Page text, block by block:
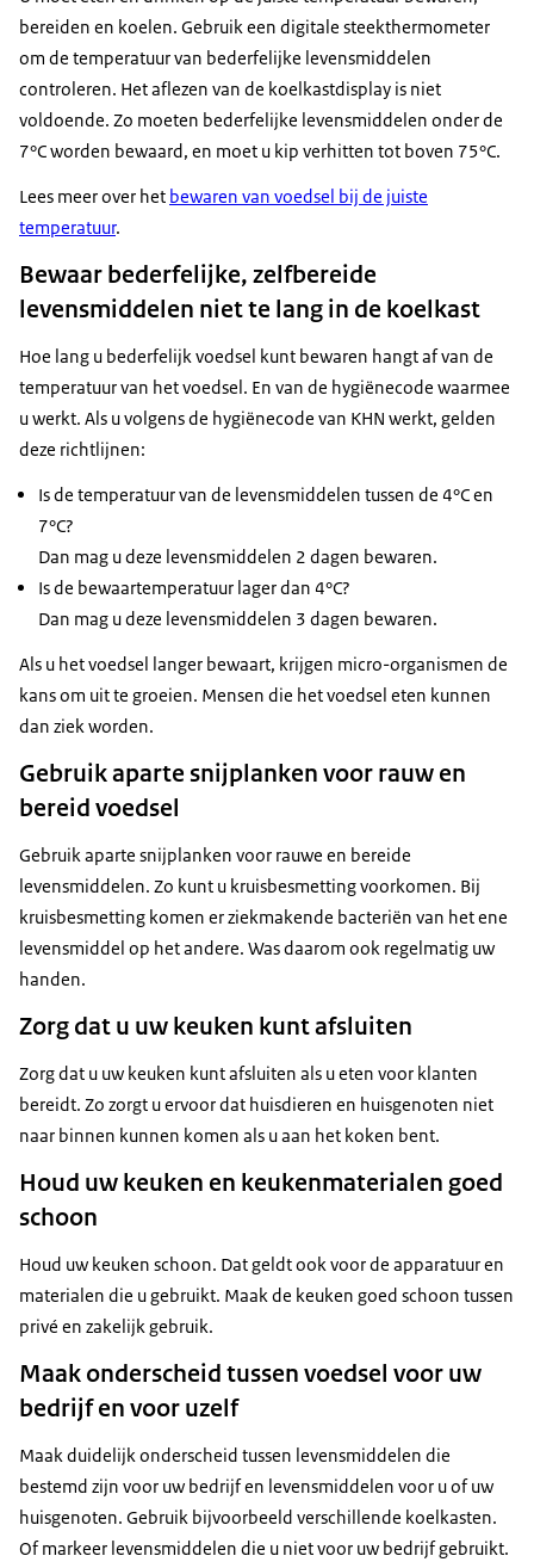
bereiden en koelen. Gebruik een digitale steekthermometer
om de temperatuur van bederfelijke levensmiddelen
controleren. Het aflezen van de koelkastdisplay is niet
voldoende. Zo moeten bederfelijke levensmiddelen onder de
7°C worden bewaard, en moet u kip verhitten tot boven 75°C.
Lees meer over het bewaren van voedsel bij de juiste
temperatuur.
Bewaar bederfelijke, zelfbereide
levensmiddelen niet te lang in de koelkast
Hoe lang u bederfelijk voedsel kunt bewaren hangt af van de
temperatuur van het voedsel. En van de hygiënecode waarmee
u werkt. Als u volgens de hygiënecode van KHN werkt, gelden
deze richtlijnen:
Is de temperatuur van de levensmiddelen tussen de 4°C en
7°C?
Dan mag u deze levensmiddelen 2 dagen bewaren.
Is de bewaartemperatuur lager dan 4°C?
Dan mag u deze levensmiddelen 3 dagen bewaren.
Als u het voedsel langer bewaart, krijgen micro-organismen de
kans om uit te groeien. Mensen die het voedsel eten kunnen
dan ziek worden.
Gebruik aparte snijplanken voor rauw en
bereid voedsel
Gebruik aparte snijplanken voor rauwe en bereide
levensmiddelen. Zo kunt u kruisbesmetting voorkomen. Bij
kruisbesmetting komen er ziekmakende bacteriën van het ene
levensmiddel op het andere. Was daarom ook regelmatig uw
handen.
Zorg dat u uw keuken kunt afsluiten
Zorg dat u uw keuken kunt afsluiten als u eten voor klanten
bereidt. Zo zorgt u ervoor dat huisdieren en huisgenoten niet
naar binnen kunnen komen als u aan het koken bent.
Houd uw keuken en keukenmaterialen goed
schoon
Houd uw keuken schoon. Dat geldt ook voor de apparatuur en
materialen die u gebruikt. Maak de keuken goed schoon tussen
privé en zakelijk gebruik.
Maak onderscheid tussen voedsel voor uw
bedrijf en voor uzelf
Maak duidelijk onderscheid tussen levensmiddelen die
bestemd zijn voor uw bedrijf en levensmiddelen voor u of uw
huisgenoten. Gebruik bijvoorbeeld verschillende koelkasten.
Of markeer levensmiddelen die u niet voor uw bedrijf gebruikt.